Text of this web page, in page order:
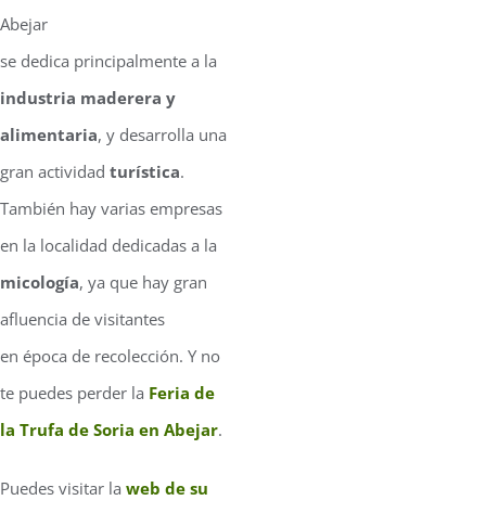
Abejar
se dedica principalmente a la
industria maderera y
alimentaria, y desarrolla una
gran actividad turística.
También hay varias empresas
en la localidad dedicadas a la
micología, ya que hay gran
afluencia de visitantes
en época de recolección. Y no
te puedes perder la Feria de
la Trufa de Soria en Abejar.
Puedes visitar la web de su